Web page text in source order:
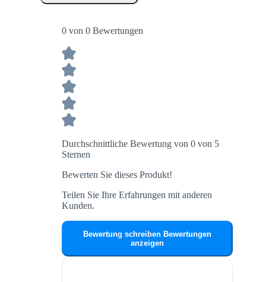
0 von 0 Bewertungen
Durchschnittliche Bewertung von 0 von 5
Sternen
Bewerten Sie dieses Produkt!
Teilen Sie Ihre Erfahrungen mit anderen
Kunden.
Bewertung schreiben Bewertungen
anzeigen